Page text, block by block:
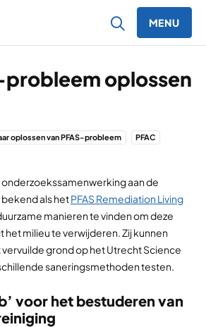
MENU
probleem oplossen
oplossen van PFAS-probleem PFAC
aan de
als hetPFAS Remediation Living
manieren te vinden om deze
milieu te verwijderen. Zij kunnen
grond op het Utrecht Science
saneringsmethoden testen.
voor het bestuderen van